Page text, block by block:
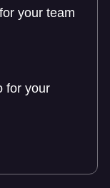
your team
for your